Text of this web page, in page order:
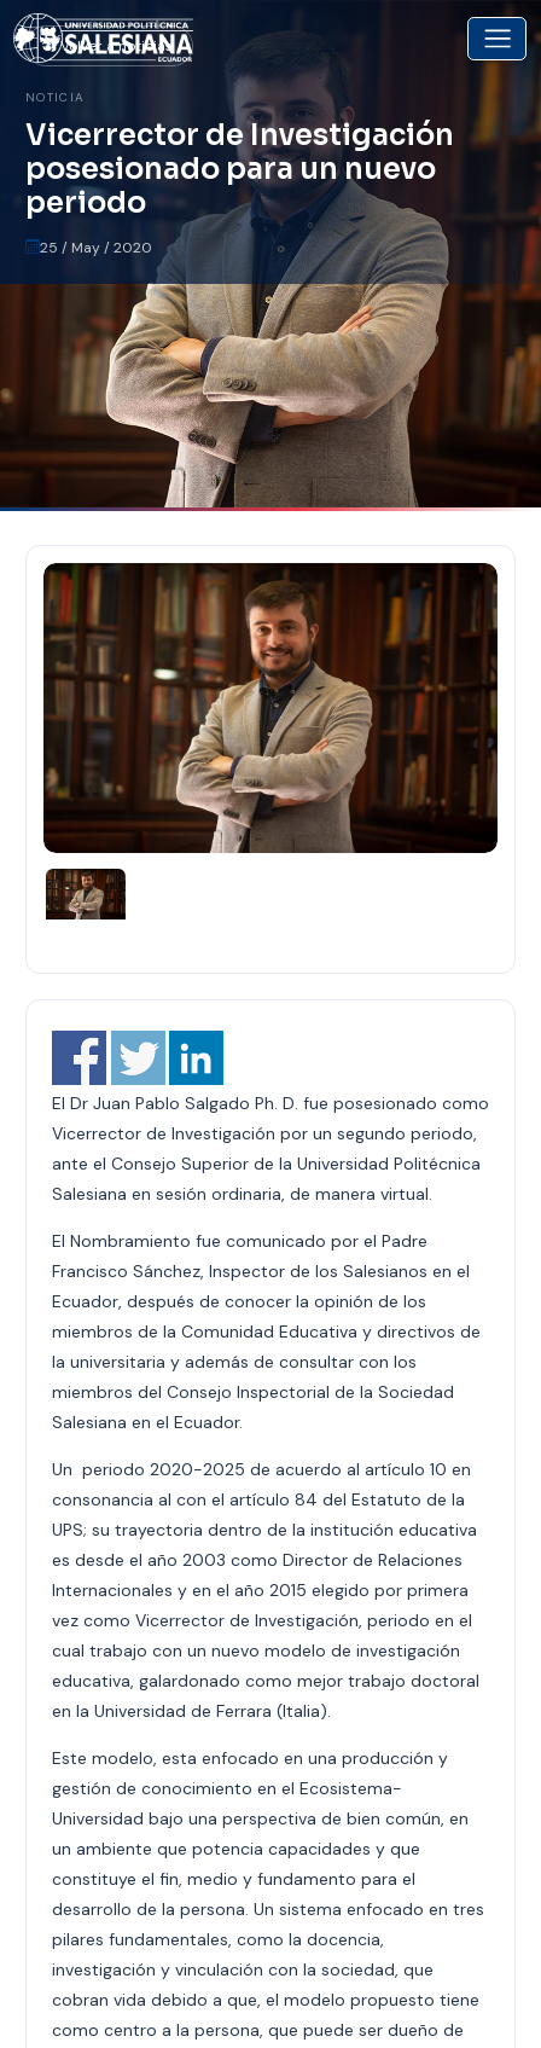
Volver a noticias
NOTICIA
Vicerrector de Investigación
posesionado para un nuevo
periodo
25 / May / 2020
El Dr Juan Pablo Salgado Ph. D. fue posesionado como
Vicerrector de Investigación por un segundo periodo,
ante el Consejo Superior de la Universidad Politécnica
Salesiana en sesión ordinaria, de manera virtual.
El Nombramiento fue comunicado por el Padre
Francisco Sánchez, Inspector de los Salesianos en el
Ecuador, después de conocer la opinión de los
miembros de la Comunidad Educativa y directivos de
la universitaria y además de consultar con los
miembros del Consejo Inspectorial de la Sociedad
Salesiana en el Ecuador.
Un periodo 2020-2025 de acuerdo al artículo 10 en
consonancia al con el artículo 84 del Estatuto de la
UPS; su trayectoria dentro de la institución educativa
es desde el año 2003 como Director de Relaciones
Internacionales y en el año 2015 elegido por primera
vez como Vicerrector de Investigación, periodo en el
cual trabajo con un nuevo modelo de investigación
educativa, galardonado como mejor trabajo doctoral
en la Universidad de Ferrara (Italia).
Este modelo, esta enfocado en una producción y
gestión de conocimiento en el Ecosistema-
Universidad bajo una perspectiva de bien común, en
un ambiente que potencia capacidades y que
constituye el fin, medio y fundamento para el
desarrollo de la persona. Un sistema enfocado en tres
pilares fundamentales, como la docencia,
investigación y vinculación con la sociedad, que
cobran vida debido a que, el modelo propuesto tiene
como centro a la persona, que puede ser dueño de